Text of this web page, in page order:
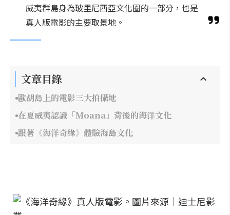
威夷群島身為玻里尼西亞文化圈的一部分，也是
真人版電影的主要取景地。
文章目錄
歐胡島上的電影三大拍攝地
在夏威夷認識「Moana」背後的海洋文化
跟著《海洋奇緣》體驗海島文化